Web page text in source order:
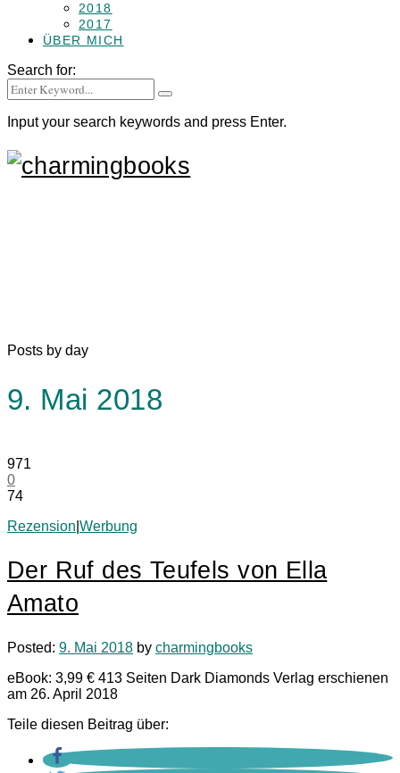
2018
2017
ÜBER MICH
Search for:
Input your search keywords and press Enter.
Posts by day
9. Mai 2018
971
0
74
Rezension Werbung
Der Ruf des Teufels von Ella
Amato
Posted: 9. Mai 2018 by charmingbooks
eBook: 3,99 € 413 Seiten Dark Diamonds Verlag erschienen
am 26. April 2018
Teile diesen Beitrag über: